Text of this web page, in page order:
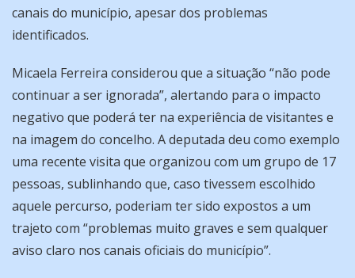
canais do município, apesar dos problemas
identificados.
Micaela Ferreira considerou que a situação “não pode
continuar a ser ignorada”, alertando para o impacto
negativo que poderá ter na experiência de visitantes e
na imagem do concelho. A deputada deu como exemplo
uma recente visita que organizou com um grupo de 17
pessoas, sublinhando que, caso tivessem escolhido
aquele percurso, poderiam ter sido expostos a um
trajeto com “problemas muito graves e sem qualquer
aviso claro nos canais oficiais do município”.